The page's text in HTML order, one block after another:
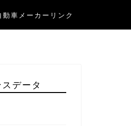
動車メーカーリンク
データ